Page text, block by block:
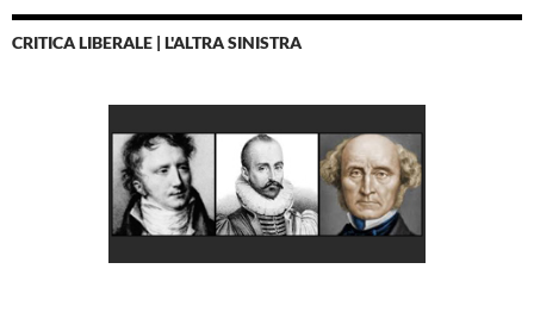
CRITICA LIBERALE | L'ALTRA SINISTRA